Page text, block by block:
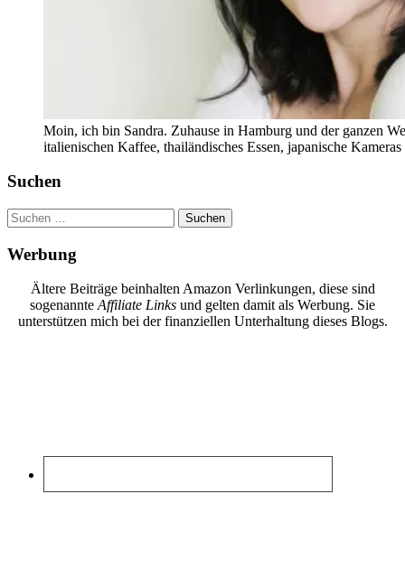
Moin, ich bin Sandra. Zuhause in Hamburg und der ganzen
italienischen Kaffee, thailändisches Essen, japanische
Suchen
Suchen
nach:
Werbung
Ältere Beiträge beinhalten Amazon Verlinkungen, diese sind
sogenannteAffiliate Links und gelten damit als Werbung. Sie
unterstützen mich bei der finanziellen Unterhaltung dieses Blogs.